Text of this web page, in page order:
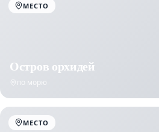
МЕСТО
Остров орхидей
по морю
МЕСТО